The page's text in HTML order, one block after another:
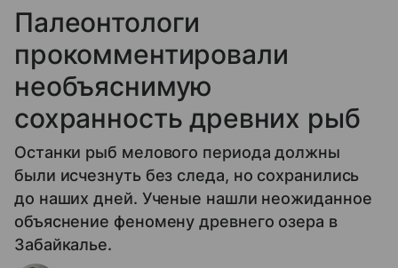
Палеонтологи
прокомментировали
необъяснимую
сохранность древних рыб
Останки рыб мелового периода должны
были исчезнуть без следа, но сохранились
до наших дней. Ученые нашли неожиданное
объяснение феномену древнего озера в
Забайкалье.